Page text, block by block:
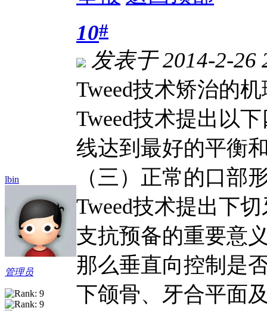
lbin
管理员
10#
发表于 2014-2-26
Tweed技术矫治的
Tweed技术提出以
线达到最好的平衡
（三）正常的口部
Tweed技术提出下
支抗预备的重要意
那么垂直向控制是
下颌骨、牙合平面